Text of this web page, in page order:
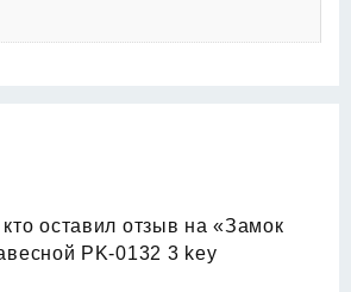
оставил отзыв на «Замок
PK-0132 3 key